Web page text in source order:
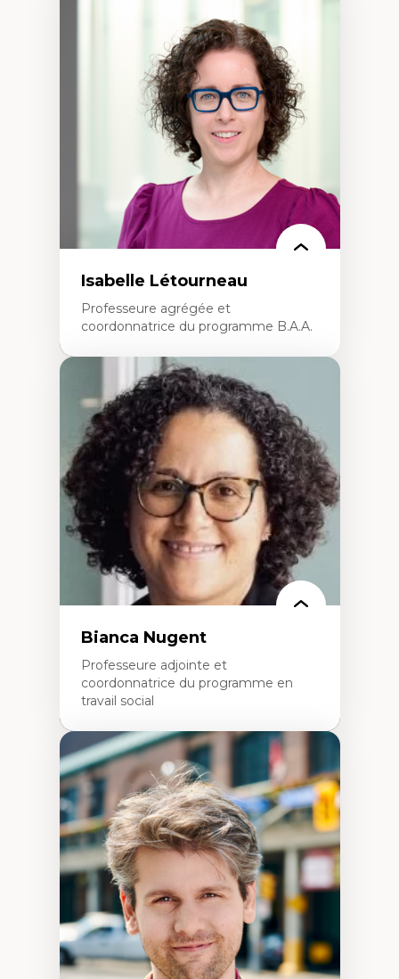
Théories et pratiques de l’urbanisme
Urbanisme durable
Histoire de l’urbanisme
Théories sur la
territorialité/territorialisation
Isabelle Létourneau
Professeure agrégée et
coordonnatrice du programme B.A.A.
Expertises
Conciliation travail-vie personnelle
Gestion des ressources humaines
(attraction et fidélisation de la main-
d’œuvre)
Responsabilité sociale des organisations
Interventions organisationnelles
Comportement organisationnel
(mobilisation au travail)
Recherche qualitative
Éthique des affaires
Bianca Nugent
Professeure adjointe et
coordonnatrice du programme en
travail social
Expertises
Travail social, action et justice sociale
Fondements de l’intervention et des
nouvelles pratiques en travail social et en
éducation inclusive
Minorités linguistiques, offre active et
francophonie plurielle en contexte
linguistique minoritaire
Études critiques sur le handicap, la
neurodiversité, l'agentivité et les injustices
épistémiques
Intersectionnalité et réalités 2SLGBTQ+
Méthodes d’interventions et approches
antiraciste, décoloniale, anti-oppressive
Approche interculturelle critique